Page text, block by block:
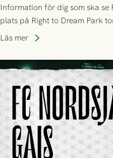
Information för dig som ska
plats på Right to Dream Park
Läs mer